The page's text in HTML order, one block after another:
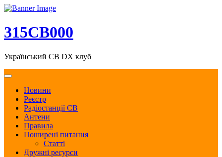
Skip
content
315CB000
Український CB DX клуб
Новини
Реєстр
Радіостанції CB
Антени
Правила
Поширені питання
Статті
Дружні ресурси